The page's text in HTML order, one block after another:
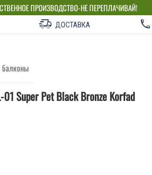
ПРОИЗВОДСТВО-НЕ ПЕРЕПЛАЧИВАЙ!
ДОСТАВКА
Super Pet Black Bronze Korfad